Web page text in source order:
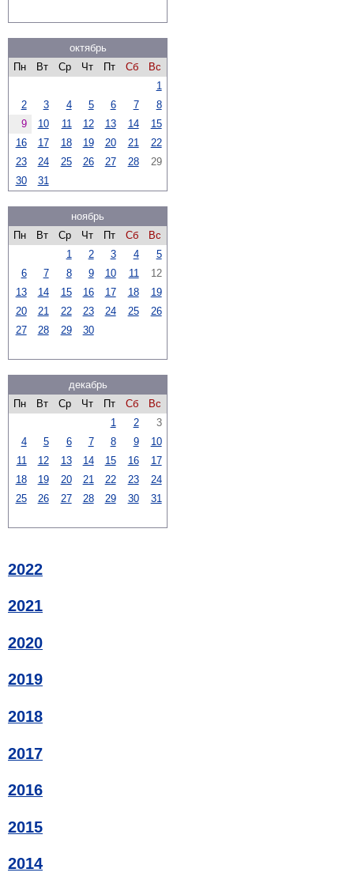
октябрь
Пн
Вт Ср Чт Пт Сб
Вс
1
2
3 4 5 6 7
8
9
10 11 12 13 14
15
16
17 18 19 20 21
22
23
24 25 26 27 28
29
30
31
ноябрь
Пн
Вт Ср Чт Пт Сб
Вс
1
2 3 4
5
6
7 8 9 10 11
12
13
14 15 16 17 18
19
20
21 22 23 24 25
26
27
28 29 30
декабрь
Пн
Вт Ср Чт Пт Сб
Вс
1
2
3
4
5 6 7 8 9
10
11
12 13 14 15 16
17
18
19 20 21 22 23
24
25
26 27 28 29 30 31
2022
2021
2020
2019
2018
2017
2016
2015
2014